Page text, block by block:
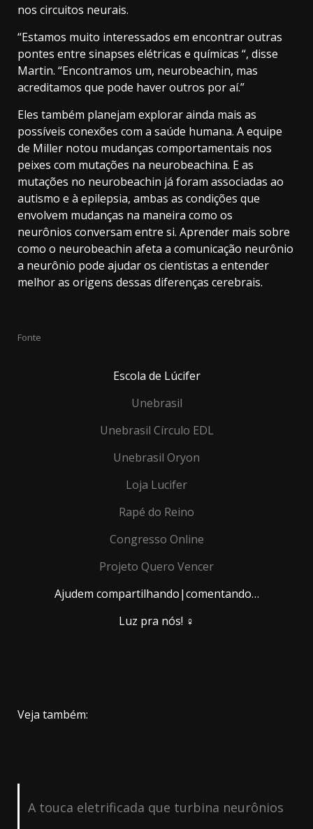
nos circuitos neurais.
“Estamos muito interessados ​​em encontrar outras
pontes entre sinapses elétricas e químicas “, disse
Martin. “Encontramos um, neurobeachin, mas
acreditamos que pode haver outros por aí.”
Eles também planejam explorar ainda mais as
possíveis conexões com a saúde humana. A equipe
de Miller notou mudanças comportamentais nos
peixes com mutações na neurobeachina. E as
mutações no neurobeachin já foram associadas ao
autismo e à epilepsia, ambas as condições que
envolvem mudanças na maneira como os
neurônios conversam entre si. Aprender mais sobre
como o neurobeachin afeta a comunicação neurônio
a neurônio pode ajudar os cientistas a entender
melhor as origens dessas diferenças cerebrais.
Fonte
Escola de Lúcifer
Unebrasil
Unebrasil Círculo EDL
Unebrasil Oryon
Loja Lucifer
Rapé do Reino
Congresso Online
Projeto Quero Vencer
Ajudem compartilhando|comentando…
Luz pra nós! ♀
Veja também:
A touca eletrificada que turbina neurônios